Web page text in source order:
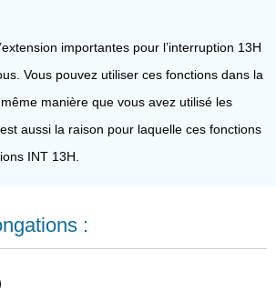
importantes pour l’interruption 13H
Vous pouvez utiliser ces fonctions dans la
manière que vous avez utilisé les
aussi la raison pour laquelle ces fonctions
INT 13H.
: